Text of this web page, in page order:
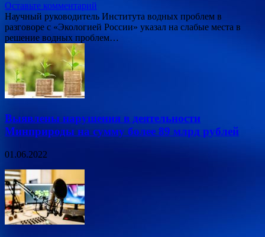
Оставьте комментарий
Научный руководитель Института водных проблем в
разговоре с «Экологией России» указал на слабые места в
решение водных проблем…
Выявлены нарушения в деятельности
Минприроды на сумму более 89 млрд рублей
01.06.2022